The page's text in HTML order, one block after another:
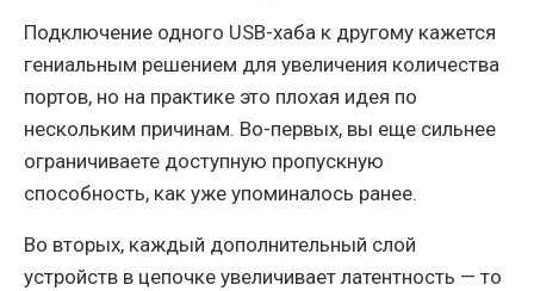
Подключение одного USB-хаба к другому кажется
гениальным решением для увеличения количества
портов, но на практике это плохая идея по
нескольким причинам. Во-первых, вы еще сильнее
ограничиваете доступную пропускную
способность, как уже упоминалось ранее.
Во вторых, каждый дополнительный слой
устройств в цепочке увеличивает латентность — то